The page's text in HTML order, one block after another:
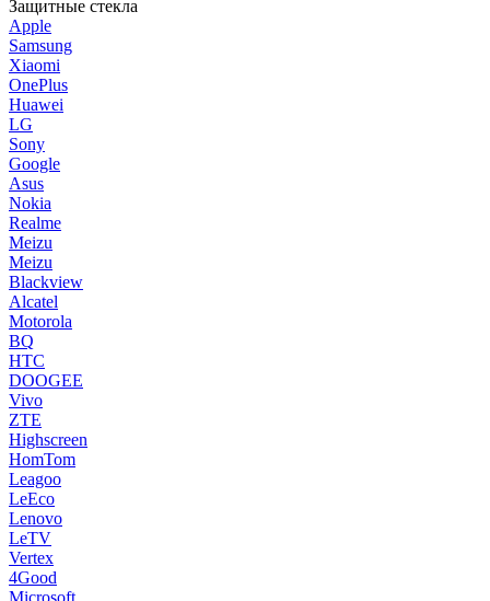
Защитные стекла
Apple
Samsung
Xiaomi
OnePlus
Huawei
LG
Sony
Google
Asus
Nokia
Realme
Meizu
Meizu
Blackview
Alcatel
Motorola
BQ
HTC
DOOGEE
Vivo
ZTE
Highscreen
HomTom
Leagoo
LeEco
Lenovo
LeTV
Vertex
4Good
Microsoft